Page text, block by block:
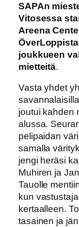
SAPAn
Vitosessa
Areena
joukkueen
mietteitä.
Vasta yhdet
joutui kahden
alussa.
pelipaidan
samalla
jengi heräsi
Muhiren ja
Tauolle
kun
kertaalleen.
tasainen ja